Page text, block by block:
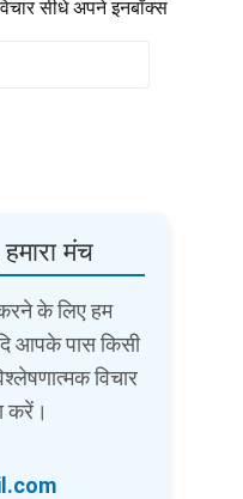
सीधे अपने इनबॉक्स
मंच
के लिए हम
आपके पास किसी
विचार
करें।